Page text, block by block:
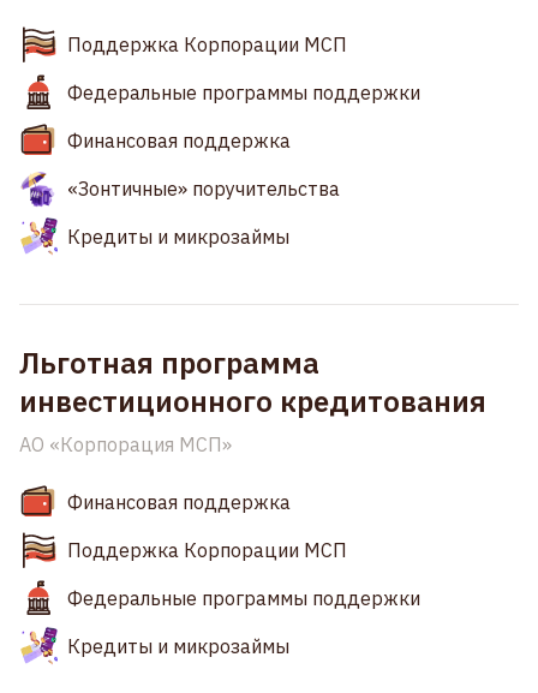
Поддержка Корпорации МСП
Федеральные программы поддержки
Финансовая поддержка
«Зонтичные» поручительства
Кредиты и микрозаймы
Льготная программа
инвестиционного кредитования
АО «Корпорация МСП»
Финансовая поддержка
Поддержка Корпорации МСП
Федеральные программы поддержки
Кредиты и микрозаймы